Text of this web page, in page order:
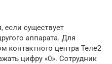
если существует
аппарата. Для
контактного центра Теле2
цифру «0». Сотрудник